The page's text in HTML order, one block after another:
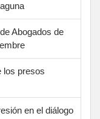
Abogados de
los presos
en el diálogo